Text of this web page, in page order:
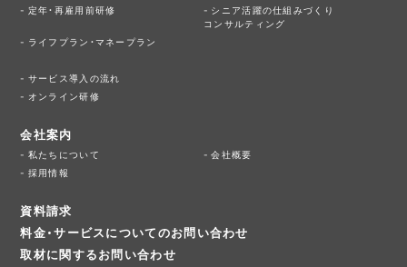
定年・再雇用前研修
シニア活躍の仕組みづくり
コンサルティング
ライフプラン・マネープラン
サービス導入の流れ
オンライン研修
会社案内
私たちについて
会社概要
採用情報
資料請求
料金・サービスについてのお問い合わせ
取材に関するお問い合わせ